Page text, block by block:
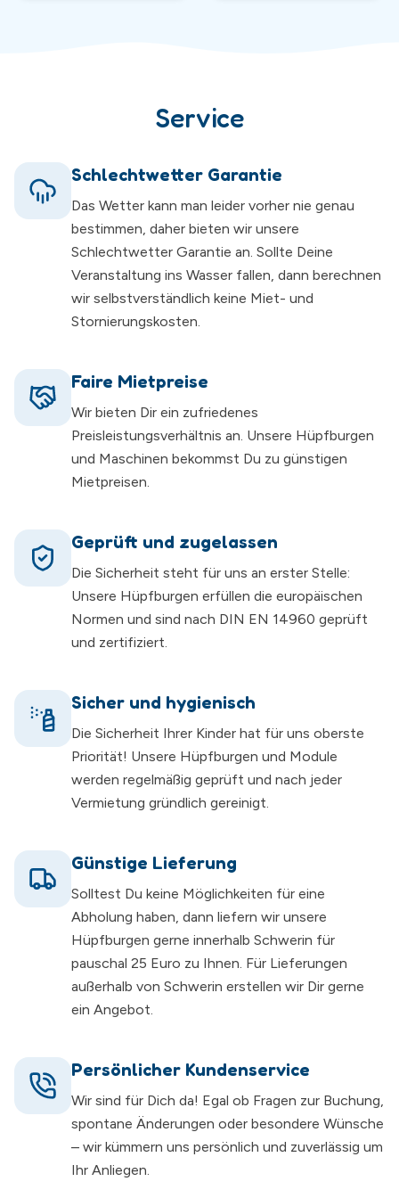
Service
Schlechtwetter Garantie
Das Wetter kann man leider vorher nie genau
bestimmen, daher bieten wir unsere
Schlechtwetter Garantie an. Sollte Deine
Veranstaltung ins Wasser fallen, dann berechnen
wir selbstverständlich keine Miet- und
Stornierungskosten.
Faire Mietpreise
Wir bieten Dir ein zufriedenes
Preisleistungsverhältnis an. Unsere Hüpfburgen
und Maschinen bekommst Du zu günstigen
Mietpreisen.
Geprüft und zugelassen
Die Sicherheit steht für uns an erster Stelle:
Unsere Hüpfburgen erfüllen die europäischen
Normen und sind nach DIN EN 14960 geprüft
und zertifiziert.
Sicher und hygienisch
Die Sicherheit Ihrer Kinder hat für uns oberste
Priorität! Unsere Hüpfburgen und Module
werden regelmäßig geprüft und nach jeder
Vermietung gründlich gereinigt.
Günstige Lieferung
Solltest Du keine Möglichkeiten für eine
Abholung haben, dann liefern wir unsere
Hüpfburgen gerne innerhalb Schwerin für
pauschal 25 Euro zu Ihnen. Für Lieferungen
außerhalb von Schwerin erstellen wir Dir gerne
ein Angebot.
Persönlicher Kundenservice
Wir sind für Dich da! Egal ob Fragen zur Buchung,
spontane Änderungen oder besondere Wünsche
– wir kümmern uns persönlich und zuverlässig um
Ihr Anliegen.